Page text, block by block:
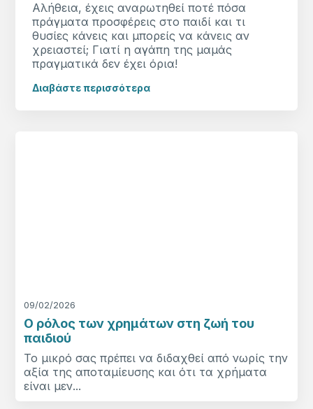
Αλήθεια, έχεις αναρωτηθεί ποτέ πόσα
πράγματα προσφέρεις στο παιδί και τι
θυσίες κάνεις και μπορείς να κάνεις αν
χρειαστεί; Γιατί η αγάπη της μαμάς
πραγματικά δεν έχει όρια!
Διαβάστε περισσότερα
09/02/2026
Ο ρόλος των χρημάτων στη ζωή του
παιδιού
Το μικρό σας πρέπει να διδαχθεί από νωρίς την
αξία της αποταμίευσης και ότι τα χρήματα
είναι μεν...